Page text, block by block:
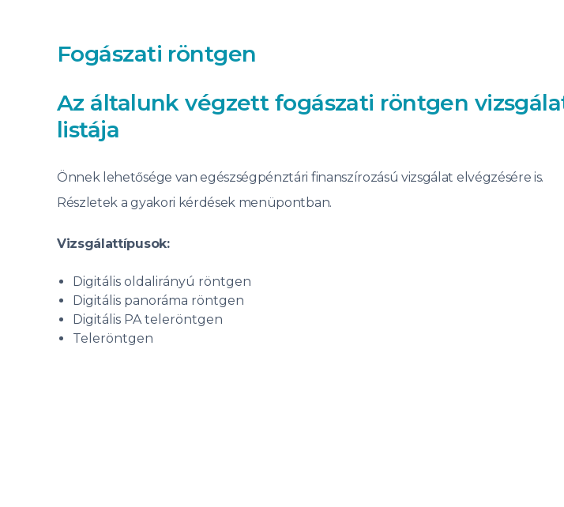
Fogászati röntgen
Az általunk végzett fogászati röntgen
listája
Önnek lehetősége van egészségpénztári finanszírozású vizsgálat elvégzésére is.
Részletek a gyakori kérdések menüpontban.
Vizsgálattípusok:
Digitális oldalirányú röntgen
Digitális panoráma röntgen
Digitális PA teleröntgen
Teleröntgen